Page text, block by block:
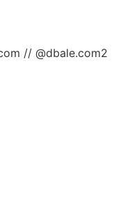
// @dbale.com2